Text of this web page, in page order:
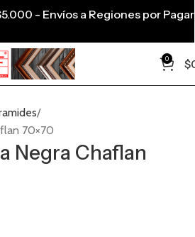
0 $
70×70
Negra Chaflan
- Envíos a Regiones por Pagar